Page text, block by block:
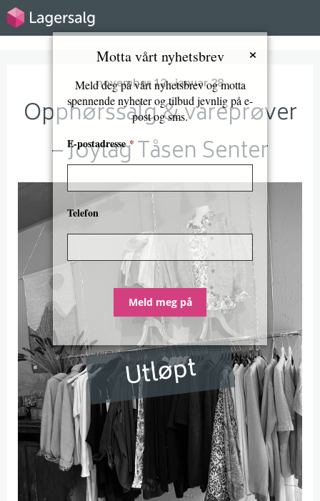
november 12 - januar 28
Opphørssalg & vareprøver
– Joytag Tåsen Senter
Utløpt
×
Motta vårt nyhetsbrev
Meld deg på vårt nyhetsbrev og motta
spennende nyheter og tilbud jevnlig på e-
post og sms.
E-postadresse*
Telefon